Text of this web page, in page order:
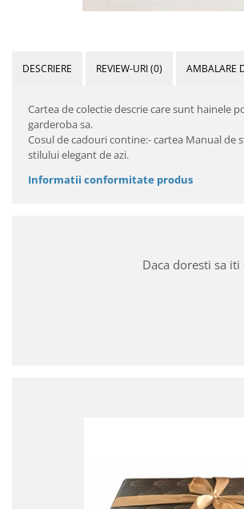
300 Lei - 500 Lei
1000 Lei +
DESCRIERE REVIEW-URI(0) AMBALARE
Cartea de colectie descrie care sunt hainele
garderoba sa.
Cosul de cadouri contine:- cartea Manual de
stilului elegant de azi.
Informatii conformitate produs
Daca doresti sa